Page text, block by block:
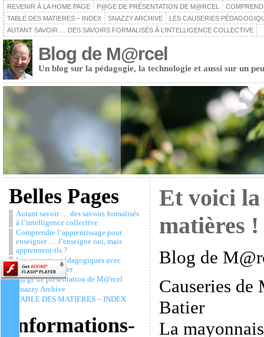
REVENIR À LA HOME PAGE P@GE DE PRÉSENTATION DE M@RCEL
TABLE DES MATIERES – INDEX
SNAZZY ARCHIVE
LES CAUSERIES
AUTANT SAVOIR … DES SAVOIRS FORMALISÉS À L’INTELLIGENCE COLLECTIVE
Blog de M@rcel
Un blog sur la pédagogie, la technologie et aussi sur un
Belles Pages
Autant savoir … des savoirs formalisés
à l’intelligence collective
Comprendre l’apprentissage pour
enseigner … J’enseigne oui, mais
apprennent-ils ?
Les causeries pédagogiques avec
Christophe Batier
P@ge de présentation de M@rcel
Snazzy Archive
TABLE DES MATIERES – INDEX
Informations-
Et voici la
matières !
Blog de
Causeries
Batier
La